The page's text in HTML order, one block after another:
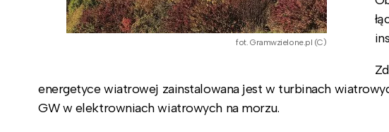
fot. Gramwzielone.pl (C)
energetyce wiatrowej zainstalowana jest w turbinach
GW w elektrowniach wiatrowych na morzu.